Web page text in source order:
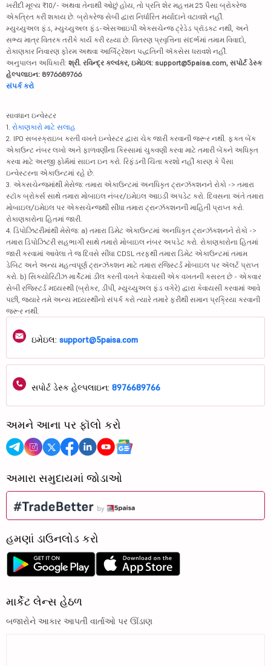
ખરીદી મૂલ્ય ₹10/- અથવા તેનાથી ઓછું હોય, તો પ્રતિ શેર મહત્તમ 25 પૈસા બ્રોકરેજ
એકત્રિત કરી શકાય છે. બ્રોકરેજ સેબી દ્વારા નિર્ધારિત મર્યાદાને વટાવશે નહીં.
મ્યુચ્યુઅલ ફંડ, મ્યુચ્યુઅલ ફંડ-એસઆઇપી એક્સચેન્જ ટ્રેડેડ પ્રૉડક્ટ નથી, અને
સભ્ય માત્ર વિતરક તરીકે કાર્ય કરી રહ્યા છે. વિતરણ પ્રવૃત્તિના સંદર્ભમાં તમામ વિવાદો,
રોકાણકાર નિવારણ ફોરમ અથવા આર્બિટ્રેશન પદ્ધતિની ઍક્સેસ ધરાવશે નહીં.
અનુપાલન અધિકારી: શ્રી. રવિન્દ્ર કલ્વંકર, ઇમેઇલ: support@5paisa.com, સપોર્ટ ડેસ્ક
હેલ્પલાઇન: 8976689766
સંપર્ક કરો
સાવધાન ઇન્વેસ્ટર
1. રોકાણકારો માટે સલાહ
2. IPO સબસ્ક્રાઇબ કરતી વખતે ઇન્વેસ્ટર દ્વારા ચેક જારી કરવાની જરૂર નથી. ફક્ત બેંક
એકાઉન્ટ નંબર લખો અને ફાળવણીના કિસ્સામાં ચુકવણી કરવા માટે તમારી બેંકને અધિકૃત
કરવા માટે અરજી ફોર્મમાં સાઇન ઇન કરો. રિફંડની ચિંતા કરશો નહીં કારણ કે પૈસા
ઇન્વેસ્ટરના એકાઉન્ટમાં રહે છે.
3. એક્સચેન્જમાંથી મેસેજ: તમારા એકાઉન્ટમાં અનધિકૃત ટ્રાન્ઝૅક્શનને રોકો -> તમારા
સ્ટૉક બ્રોકર્સ સાથે તમારા મોબાઇલ નંબર/ઇમેઇલ આઇડી અપડેટ કરો. દિવસના અંતે તમારા
મોબાઇલ/ઇમેઇલ પર એક્સચેન્જથી સીધા તમારા ટ્રાન્ઝૅક્શનની માહિતી પ્રાપ્ત કરો.
રોકાણકારોના હિતમાં જારી.
4. ડિપોઝિટરીમાંથી મેસેજ: a) તમારા ડિમેટ એકાઉન્ટમાં અનધિકૃત ટ્રાન્ઝૅક્શનને રોકો ->
તમારા ડિપોઝિટરી સહભાગી સાથે તમારો મોબાઇલ નંબર અપડેટ કરો. રોકાણકારોના હિતમાં
જારી કરવામાં આવેલા તે જ દિવસે સીધા CDSL તરફથી તમારા ડિમેટ એકાઉન્ટમાં તમામ
ડેબિટ અને અન્ય મહત્વપૂર્ણ ટ્રાન્ઝૅક્શન માટે તમારા રજિસ્ટર્ડ મોબાઇલ પર ઍલર્ટ પ્રાપ્ત
કરો. b) સિક્યોરિટીઝ માર્કેટમાં ડીલ કરતી વખતે કેવાયસી એક વખતની કસરત છે - એકવાર
સેબી રજિસ્ટર્ડ મધ્યસ્થી (બ્રોકર, ડીપી, મ્યુચ્યુઅલ ફંડ વગેરે) દ્વારા કેવાયસી કરવામાં આવે
પછી, જ્યારે તમે અન્ય મધ્યસ્થીનો સંપર્ક કરો ત્યારે તમારે ફરીથી સમાન પ્રક્રિયા કરવાની
જરૂર નથી.
ઇમેઇલ: support@5paisa.com
સપોર્ટ ડેસ્ક હેલ્પલાઇન: 8976689766
અમને આના પર ફૉલો કરો
અમારા સમુદાયમાં જોડાઓ
હમણાં ડાઉનલોડ કરો
માર્કેટ લેન્સ હેઠળ
બજારોને આકાર આપતી વાર્તાઓ પર ઊંડાણ